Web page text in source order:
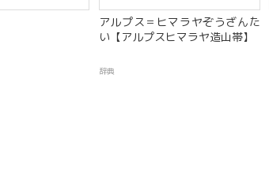
アルプス＝ヒマラヤぞうざんた
い【アルプスヒマラヤ造山帯】
辞典